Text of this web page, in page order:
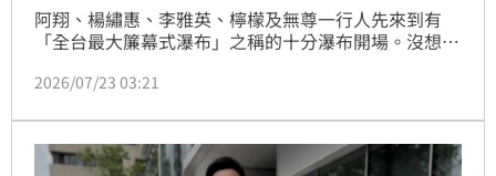
阿翔、楊繡惠、李雅英、檸檬及無尊一行人先來到有
「全台最大簾幕式瀑布」之稱的十分瀑布開場。沒想到
式，還當場背出平溪線沿途車站站名，自豪表示自己是
2026/07/23 03:21